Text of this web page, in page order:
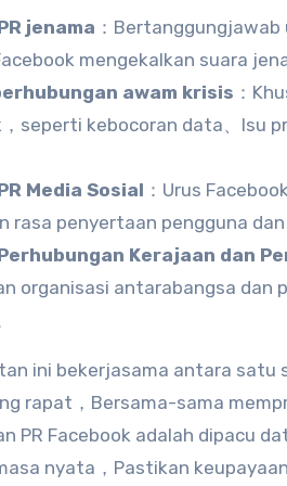
jenama ：
mengekalkan suara
awam krisis ：
seperti kebocoran data、Isu
Media Sosial ：Urus
rasa penyertaan pengguna
Kerajaan dan
organisasi antarabangsa dan
ini bekerjasama antara satu
rapat，Bersama-sama
PR Facebook adalah dipacu
nyata，Pastikan